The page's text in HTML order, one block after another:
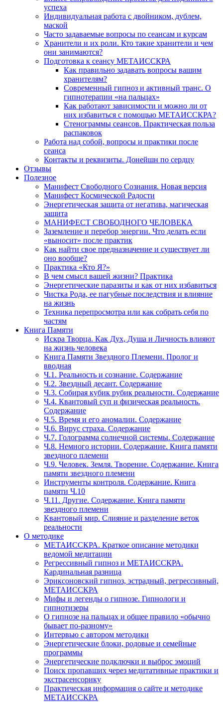
успеха
Индивидуальная работа с двойником, дублем,
маской
Часто задаваемые вопросы по сеансам и курсам
Хранители и их роли. Кто такие хранители и чем
они занимаются?
Подготовка к сеансу МЕТАИССКРА
Как правильно задавать вопросы вашим
хранителям?
Современный гипноз и активный транс. О
гипнотерапии «на пальцах»
Как работают зависимости и можно ли от
них избавиться с помощью МЕТАИССКРА?
Стенограммы сеансов. Практическая польза
распаковок
Работа над собой, вопросы и практики после
сеанса
Контакты и реквизиты. Донейшн по сердцу
Отзывы
Полезное
Манифест Свободного Сознания. Новая версия
Манифест Космической Радости
Энергетическая защита от негатива, магическая
защита
МАНИФЕСТ СВОБОДНОГО ЧЕЛОВЕКА
Заземление и перебор энергии. Что делать если
«выносит» после практик
Как найти свое предназначение и существует ли
оно вообще?
Практика «Кто Я?»
В чем смысл вашей жизни? Практика
Энергетические паразиты и как от них избавиться
Чистка Рода, ее пагубные последствия и влияние
на жизнь
Техника перепросмотра или как собрать себя по
частям
Книга Памяти
Искра Творца. Как Дух, Душа и Личность влияют
на жизнь человека
Книга Памяти Звездного Племени. Пролог и
вводная
Ч.1. Реальность и сознание. Содержание
Ч.2. Звездный десант. Содержание
Ч.3. Собирая кубик рубик реальности. Содержание
Ч.4. Квантовый суп и физическая реальность.
Содержание
Ч.5. Время и его аномалии. Содержание
Ч.6. Вирус страха. Содержание
Ч.7. Голограмма солнечной системы. Содержание
Ч.8. Немного истории. Содержание. Книга памяти
звездного племени
Ч.9. Человек. Земля. Творение. Содержание. Книга
памяти звездного племени
Инструменты контроля. Содержание. Книга
памяти Ч.10
Ч.11. Другие. Содержание. Книга памяти
звездного племени
Квантовый мир. Слияние и разделение веток
реальности
О методике
МЕТАИССКРА. Краткое описание методики
ведомой медитации
Регрессивный гипноз и МЕТАИССКРА.
Кардинальная разница
Эриксоновский гипноз, эстрадный, регрессивный,
МЕТАИССКРА
Мифы и легенды о гипнозе. Гипнологи и
гипнотизеры
О гипнозе на пальцах и общее правило «обычно
бывает по-разному»
Интервью с автором методики
Энергетические блоки, родовые и семейные
программы
Энергетические подключки и выброс эмоций
Поиск пропавших через медитативные практики и
экстрасенсорику
Практическая информация о сайте и методике
МЕТАИССКРА